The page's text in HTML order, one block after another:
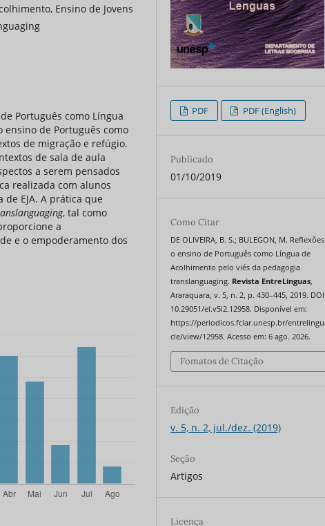
Ensino de Jovens
Português como Língua
ensino de Português como
de migração e refúgio.
de sala de aula
a serem pensados
realizada com alunos
EJA. A prática que
, tal como
a
e o empoderamento dos
PDF PDF (English)
Publicado
01/10/2019
Como Citar
DE OLIVEIRA, B. S.; BULEGON, M.
o ensino de Português como Língua de
Acolhimento pelo viés da pedagogia
translanguaging. Revista EntreLinguas,
Araraquara, v. 5, n. 2, p. 430–445, 2019.
10.29051/el.v5i2.12958. Disponível em:
https://periodicos.fclar.unesp.br/
cle/view/12958. Acesso em: 6 ago. 2026.
Fomatos de Citação
Edição
v. 5, n. 2, jul./dez. (2019)
Seção
Artigos
Licença